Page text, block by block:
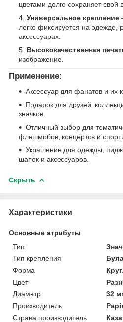
цветами долго сохраняет свой
Универсальное крепление
легко фиксируется на одежде,
аксессуарах.
Высококачественная
изображение.
Применение:
Аксессуар для фанатов и их
Подарок для друзей,
значков.
Отличный выбор для
флешмобов, концертов и
Украшение для одежды,
шапок и аксессуаров.
Скрыть
Характеристики
Основные атрибуты
Тип
Тип крепления
Форма
Цвет
Диаметр
32
Производитель
Страна производитель